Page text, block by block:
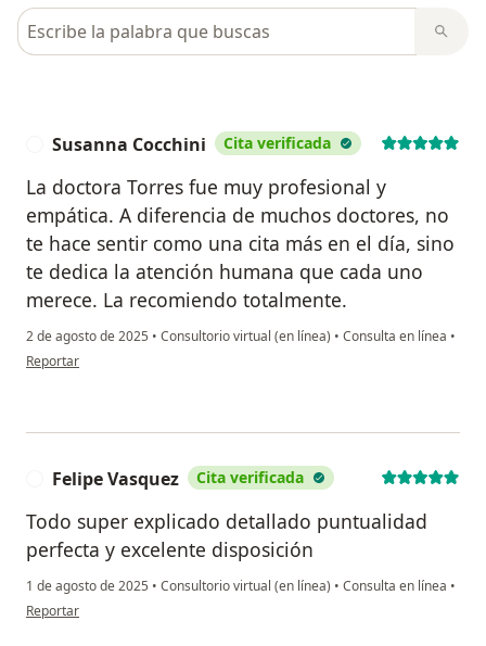
Busca en opiniones
Susanna Cocchini Cita verificada
La doctora Torres fue muy profesional y
empática. A diferencia de muchos doctores, no
te hace sentir como una cita más en el día, sino
te dedica la atención humana que cada uno
merece. La recomiendo totalmente.
2 de agosto de 2025 • Consultorio virtual (en línea) • Consulta en línea •
en opinión del usuario Susanna Cocchini
Reportar
Felipe Vasquez Cita verificada
Todo super explicado detallado puntualidad
perfecta y excelente disposición
1 de agosto de 2025 • Consultorio virtual (en línea) • Consulta en línea •
en opinión del usuario Felipe Vasquez
Reportar